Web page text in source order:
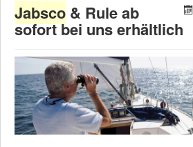
Kontakt
Kontaktformular
Kunde werden
Reklamation
News
Jabsco & Rule ab
sofort bei uns erhältlich